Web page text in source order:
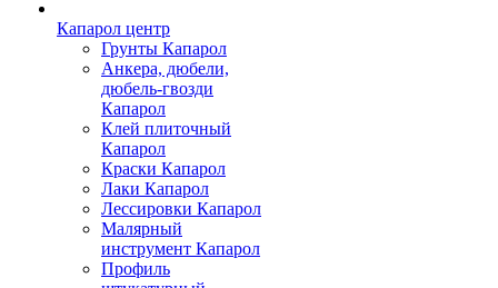
Капарол центр
Грунты Капарол
Анкера, дюбели,
дюбель-гвозди
Капарол
Клей плиточный
Капарол
Краски Капарол
Лаки Капарол
Лессировки Капарол
Малярный
инструмент Капарол
Профиль